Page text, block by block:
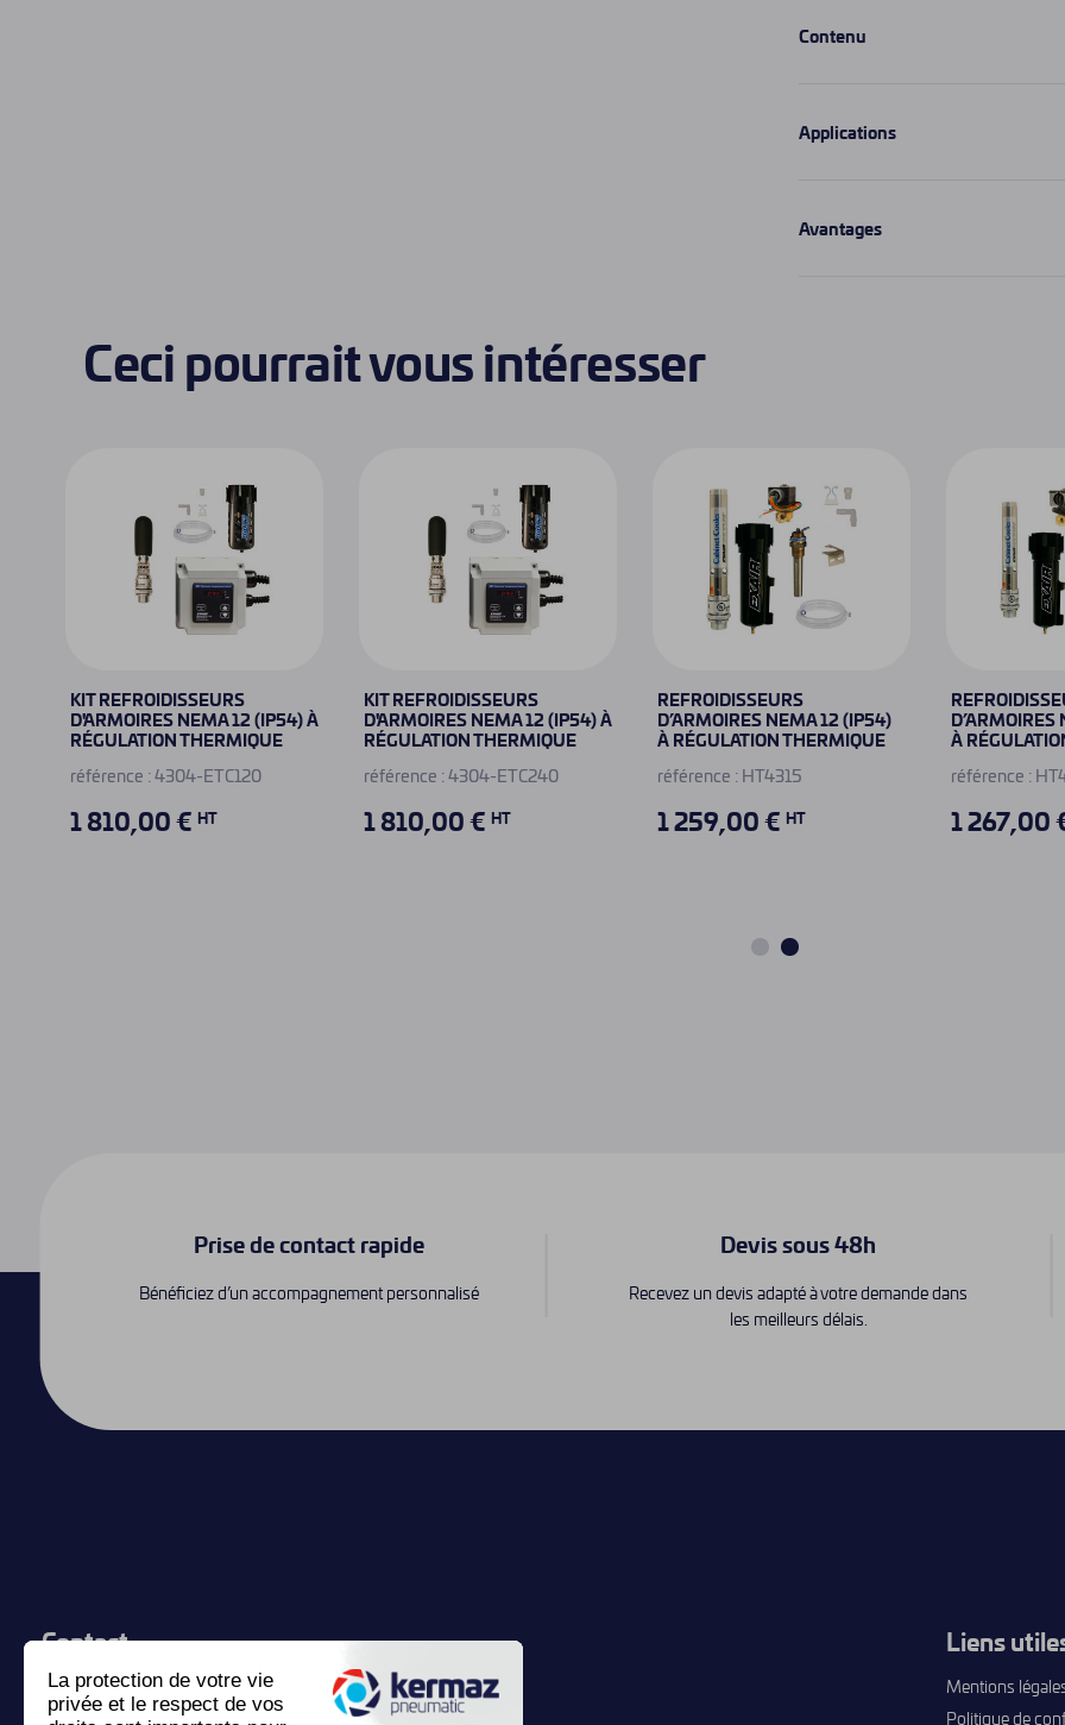
Contenu
Applications
Avantages
Ceci pourrait vous intéresser
KIT REFROIDISSEURS
D'ARMOIRES NEMA 12 (IP54) À
RÉGULATION THERMIQUE
référence : 4304-ETC120
1 810,00 € HT
KIT REFROIDISSEURS
D'ARMOIRES NEMA 12 (IP54) À
RÉGULATION THERMIQUE
référence : 4304-ETC240
1 810,00 € HT
REFROIDISSEURS
D’ARMOIRES NEMA 12 (IP54)
À RÉGULATION THERMIQUE
référence : HT4315
1 259,00 € HT
À
référence :
1 267,00
Prise de contact rapide
Bénéficiez d’un accompagnement personnalisé
Devis sous 48h
Recevez un devis adapté à votre demande dans
les meilleurs délais.
Contact
Kermaz Pneumatic
6 rue Auguste Bartholdi
Liens
Mentions
Politique de